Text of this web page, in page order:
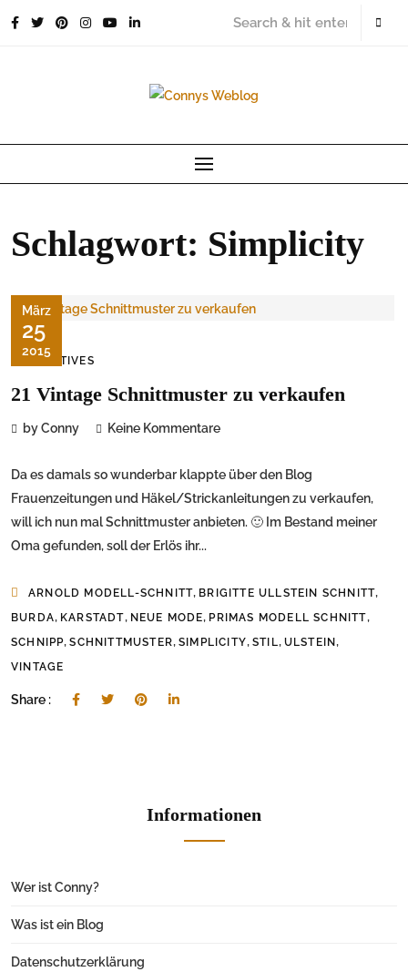
Schlagwort: Simplicity
März
25
2015
KREATIVES
21 Vintage Schnittmuster zu verkaufen
by Conny Keine Kommentare
Da es damals so wunderbar klappte über den Blog
Frauenzeitungen und Häkel/Strickanleitungen zu verkaufen,
will ich nun mal Schnittmuster anbieten. 🙂 Im Bestand meiner
Oma gefunden, soll der Erlös ihr...
ARNOLD MODELL-SCHNITT, BRIGITTE ULLSTEIN SCHNITT,
BURDA, KARSTADT, NEUE MODE, PRIMAS MODELL SCHNITT,
SCHNIPP,SCHNITTMUSTER,SIMPLICITY,STIL, ULSTEIN,
VINTAGE
Share :
Informationen
Wer ist Conny?
Was ist ein Blog
Datenschutzerklärung